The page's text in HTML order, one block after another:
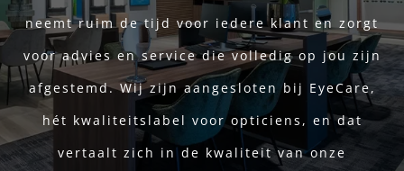
neemt ruim de tijd voor iedere klant en zorgt
voor advies en service die volledig op jou zijn
afgestemd. Wij zijn aangesloten bij EyeCare,
hét kwaliteitslabel voor opticiens, en dat
vertaalt zich in de kwaliteit van onze